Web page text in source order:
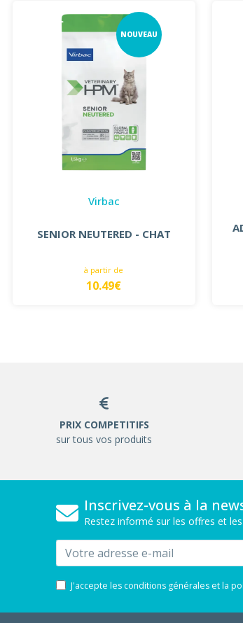
NOUVEAU
Virbac
SENIOR NEUTERED - CHAT
à partir de
10.49€
PRIX COMPETITIFS
sur tous vos produits
Inscrivez-vous à la
Restez informé sur les offres et
Email
J'accepte les conditions générales et la